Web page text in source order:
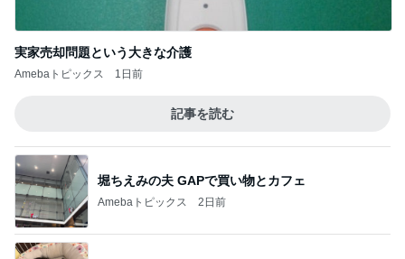
実家売却問題という大きな介護
Amebaトピックス 1日前
記事を読む
堀ちえみの夫 GAPで買い物とカフェ
Amebaトピックス 2日前